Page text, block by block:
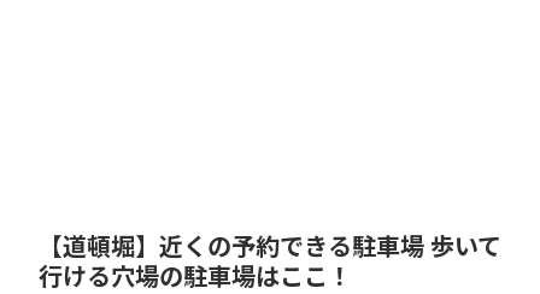
【道頓堀】近くの予約できる駐車場 歩いて
行ける穴場の駐車場はここ！